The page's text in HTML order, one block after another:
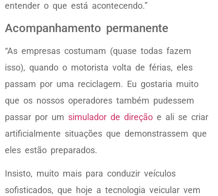
entender o que está acontecendo.”
Acompanhamento permanente
“As empresas costumam (quase todas fazem
isso), quando o motorista volta de férias, eles
passam por uma reciclagem. Eu gostaria muito
que os nossos operadores também pudessem
passar por um simulador de direção e ali se criar
artificialmente situações que demonstrassem que
eles estão preparados.
Insisto, muito mais para conduzir veículos
sofisticados, que hoje a tecnologia veicular vem